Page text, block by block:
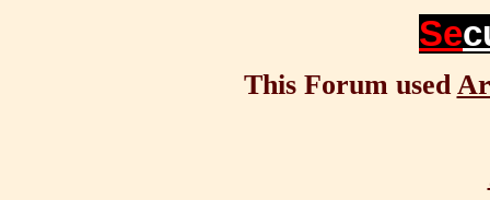
Se
This Forum used